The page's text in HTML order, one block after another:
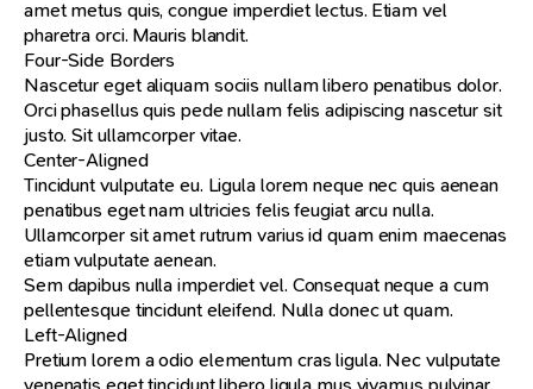
amet metus quis, congue imperdiet lectus. Etiam vel
pharetra orci. Mauris blandit.
Four-Side Borders
Nascetur eget aliquam sociis nullam libero penatibus dolor.
Orci phasellus quis pede nullam felis adipiscing nascetur sit
justo. Sit ullamcorper vitae.
Center-Aligned
Tincidunt vulputate eu. Ligula lorem neque nec quis aenean
penatibus eget nam ultricies felis feugiat arcu nulla.
Ullamcorper sit amet rutrum varius id quam enim maecenas
etiam vulputate aenean.
Sem dapibus nulla imperdiet vel. Consequat neque a cum
pellentesque tincidunt eleifend. Nulla donec ut quam.
Left-Aligned
Pretium lorem a odio elementum cras ligula. Nec vulputate